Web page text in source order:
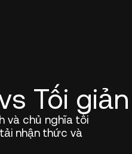
Tối
và chủ nghĩa tối
nhận thức và